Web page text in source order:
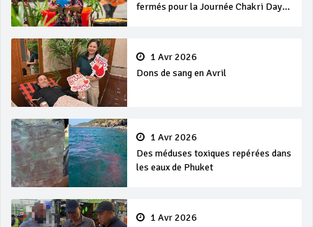
fermés pour la Journée Chakri Day
1 Avr 2026
Dons de sang en Avril
1 Avr 2026
Des méduses toxiques repérées dans
les eaux de Phuket
1 Avr 2026